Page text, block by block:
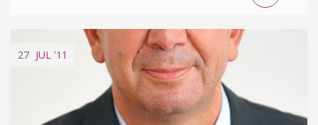
27 JUL '11